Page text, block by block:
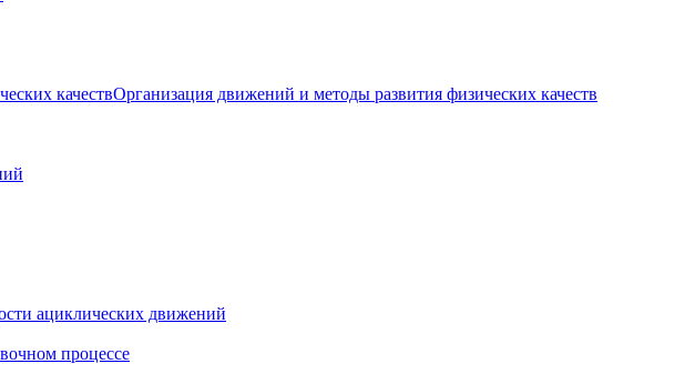
Организация движений и методы развития физических качеств
ациклических движений
процессе